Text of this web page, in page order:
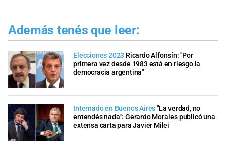
Además tenés que leer:
Elecciones 2023 Ricardo Alfonsín: "Por
primera vez desde 1983 está en riesgo la
democracia argentina"
Internado en Buenos Aires"La verdad, no
entendés nada": Gerardo Morales publicó una
extensa carta para Javier Milei